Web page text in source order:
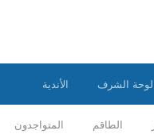
الطاقم المتواجدون
لوحة الشرف الأندية